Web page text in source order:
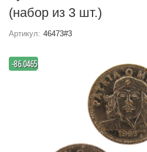
(набор из 3 шт.)
Артикул: 46473#3
-
-86.046511627907
%